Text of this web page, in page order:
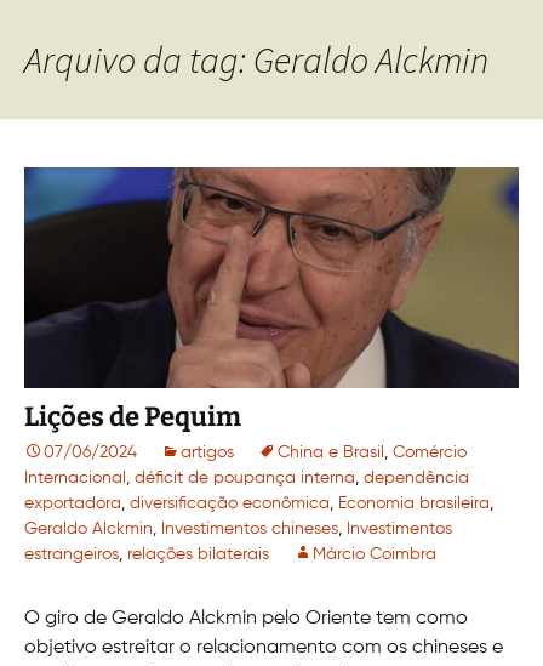
Arquivo da tag: Geraldo Alckmin
Lições de Pequim
07/06/2024 artigos China e Brasil , Comércio
Internacional , déficit de poupança interna, dependência
exportadora, diversificação econômica, Economia brasileira,
Geraldo Alckmin, Investimentos chineses, Investimentos
estrangeiros, relações bilaterais Márcio Coimbra
O giro de Geraldo Alckmin pelo Oriente tem como
objetivo estreitar o relacionamento com os chineses e